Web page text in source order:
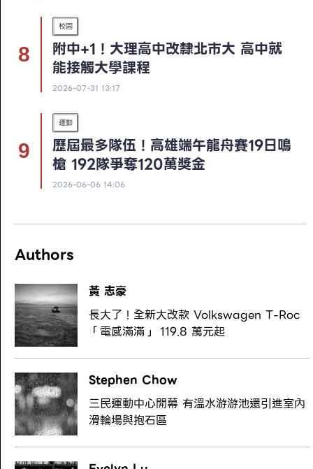
校園
附中+1！大理高中改隸北市大 高中就
能接觸大學課程
2026-07-31 13:17
運動
歷屆最多隊伍！高雄端午龍舟賽19日鳴
槍 192隊爭奪120萬獎金
2026-06-06 14:06
Authors
黃 志豪
長大了！全新大改款 Volkswagen T-Roc
「電感滿滿」 119.8 萬元起
Stephen Chow
三民運動中心開幕 有溫水游游池還引進室內
滑輪場與抱石區